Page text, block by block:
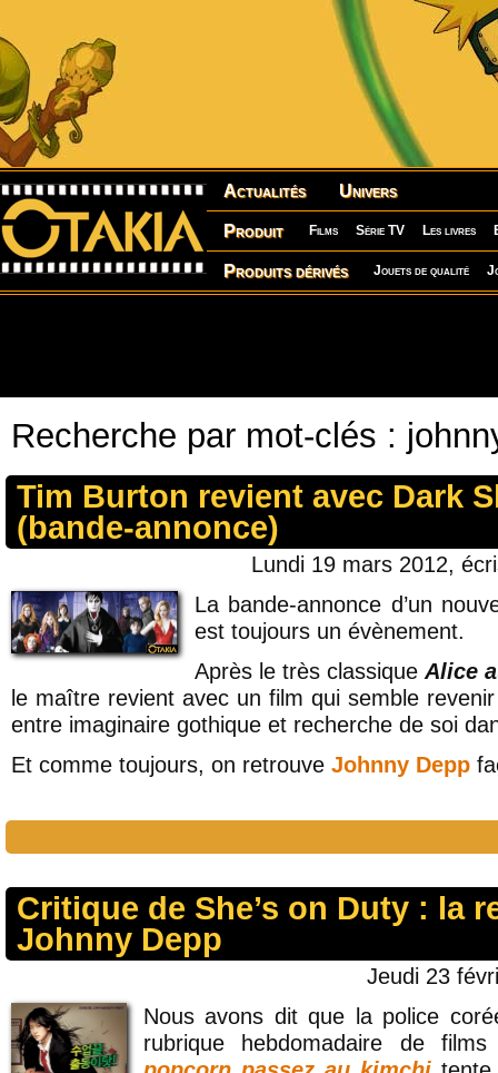
Actualités Univers
Produit Films Série TV Les livres
Produits dérivés Jouets de qualité
Recherche par mot-clés :
Tim Burton revient avec Dark
(bande-annonce)
Lundi 19 mars 2012,
La bande-annonce d’un
est toujours un évènement.
Après le très classique Alice
le maître revient avec un film qui semble
entre imaginaire gothique et recherche de soi
Et comme toujours, on retrouve Johnny Depp
Critique de She’s on Duty : la
Johnny Depp
Jeudi 23
Nous avons dit que la police
rubrique hebdomadaire de